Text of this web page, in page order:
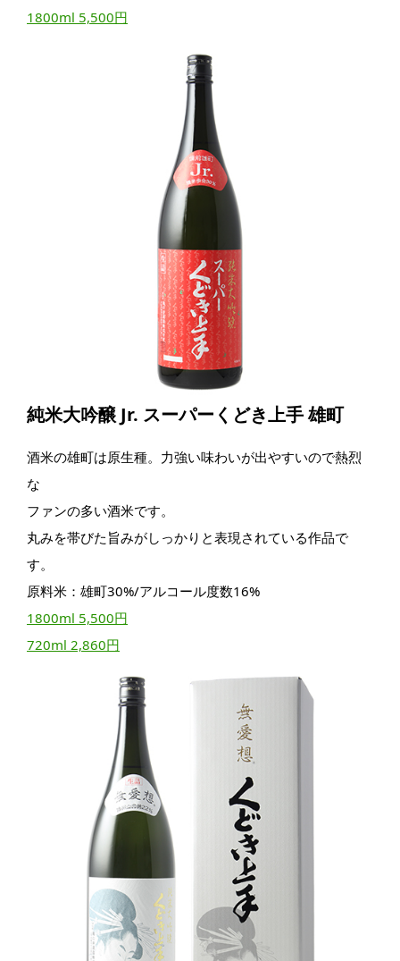
1800ml 5,500円
純米大吟醸 Jr. スーパーくどき上手 雄町
酒米の雄町は原生種。力強い味わいが出やすいので熱烈
な
ファンの多い酒米です。
丸みを帯びた旨みがしっかりと表現されている作品で
す。
原料米：雄町30%/アルコール度数16%
1800ml 5,500円
720ml 2,860円